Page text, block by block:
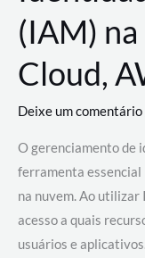
(IAM)
Cloud,
Deixe um comentário
O gerenciamento de
ferramenta essencial
na nuvem. Ao
acesso a quais
usuários e